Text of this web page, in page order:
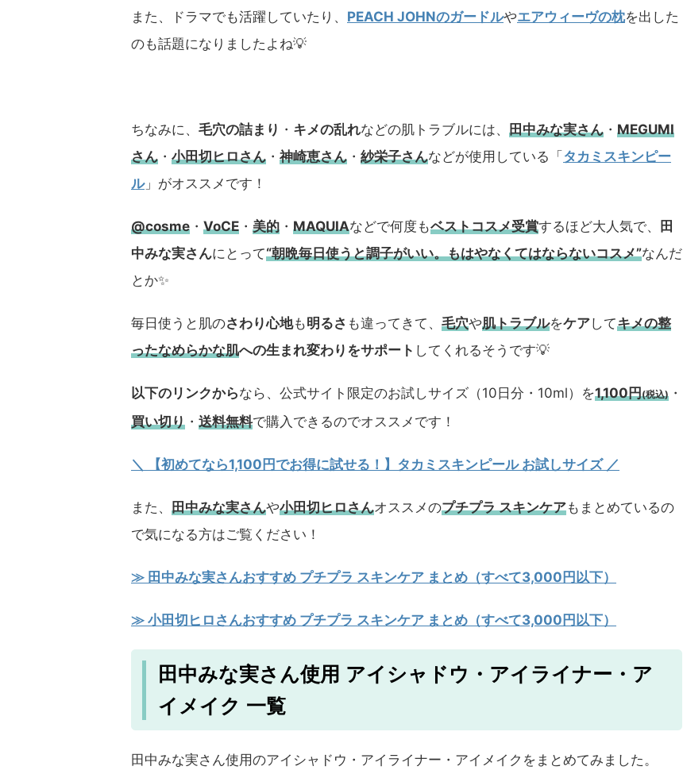
また、ドラマでも活躍していたり、 PEACH JOHNのガードルやエアウィーヴの枕を出した
のも話題になりましたよね💡
ちなみに、 毛穴の詰まり ・ キメの乱れなどの肌トラブルには、 田中みな実さん ・ MEGUMI
さん ・ 小田切ヒロさん ・ 神崎恵さん ・ 紗栄子さんなどが使用している「 タカミスキンピー
ル」がオススメです！
@cosme ・ VoCE ・ 美的 ・ MAQUIAなどで何度もベストコスメ受賞するほど大人気で、
田
中みな実さんにとって“朝晩毎日使うと調子がいい。もはやなくてはならないコスメ”なんだ
とか✨
毎日使うと肌のさわり心地も明るさ も違ってきて、 毛穴や肌トラブルをケアしてキメの整
ったなめらかな肌への生まれ変わりをサポート してくれるそうです💡
以下のリンクからなら、公式サイト限定のお試しサイズ（10日分・10ml）を1,100円(税込) ・
買い切り ・ 送料無料で購入できるのでオススメです！
＼ 【初めてなら1,100円でお得に試せる！】タカミスキンピール お試しサイズ／
また、 田中みな実さんや小田切ヒロさんオススメのプチプラ スキンケアもまとめているの
で気になる方はご覧ください！
≫ 田中みな実さんおすすめ プチプラ スキンケア まとめ（すべて3,000円以下）
≫ 小田切ヒロさんおすすめ プチプラ スキンケア まとめ（すべて3,000円以下）
田中みな実さん使用 アイシャドウ・アイライナー・ア
イメイク 一覧
田中みな実さん使用のアイシャドウ・アイライナー・アイメイクをまとめてみました。